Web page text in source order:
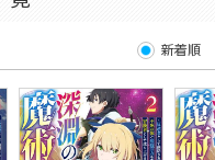
新着順